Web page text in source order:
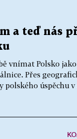
a teď nás
vnímat Polsko
Přes
úspěchu